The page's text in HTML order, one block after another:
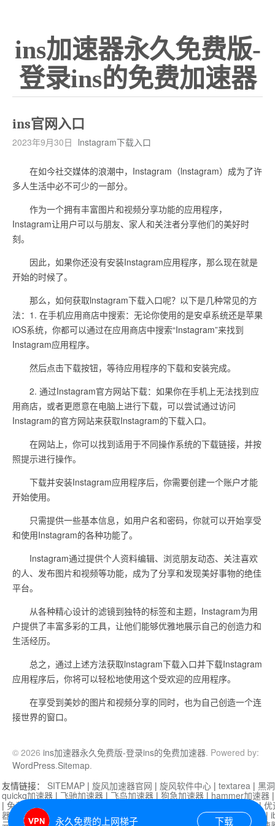
ins加速器永久免费版-
登录ins的免费加速器
ins官网入口
2023年9月30日 lnstagram下载入口
在如今社交媒体的浪潮中，Instagram（lnstagram）成为了许
多人生活中必不可少的一部分。
作为一个拥有丰富图片和视频分享功能的应用程序，
Instagram让用户可以与朋友、家人和关注者分享他们的美好时
刻。
因此，如果你还没有安装Instagram应用程序，那么现在就是
开始的时候了。
那么，如何获取lnstagram下载入口呢？以下是几种常见的方
法：1. 在手机应用商店中搜索：无论你使用的是安卓系统还是苹果
iOS系统，你都可以通过在应用商店中搜索“Instagram”来找到
Instagram应用程序。
然后点击下载按钮，等待应用程序的下载和安装完成。
2. 通过Instagram官方网站下载：如果你在手机上无法找到应
用商店，或者更愿意在电脑上进行下载，可以尝试通过访问
Instagram的官方网站来获取Instagram的下载入口。
在网站上，你可以找到适用于不同操作系统的下载链接，并按
照提示进行操作。
下载并安装Instagram应用程序后，你需要创建一个账户才能
开始使用。
只需提供一些基本信息，如用户名和密码，你就可以开始享受
和使用Instagram的各种功能了。
Instagram通过提供个人资料编辑、浏览朋友动态、关注喜欢
的人、发布图片和视频等功能，成为了分享和发现美好事物的绝佳
平台。
从各种精心设计的滤镜到独特的标签和主题，Instagram为用
户提供了丰富多彩的工具，让他们能够优雅地展示自己的创造力和
生活经历。
总之，通过上述方法获取lnstagram下载入口并下载Instagram
应用程序后，你将可以轻松地使用这个受欢迎的应用程序。
在享受到美妙的图片和视频分享的同时，也为自己创造一个连
接世界的窗口。
© 2026 ins加速器永久免费版-登录ins的免费加速器. Powered by:
WordPress.Sitemap.
永久免费的上网梯子 下载
友情链接： SITEMAP | 旋风加速器官网 | 旋风软件中心 | textarea | 黑
quickq加速器 | 飞驰加速器 | 飞鸟加速器 | 狗急加速器 | hammer加速器
| 免费vqn加速外网 迷雾通|优
器| 快柠檬加速器|黑洞加速 |falemon 快橙加速器|anycast加速器 |